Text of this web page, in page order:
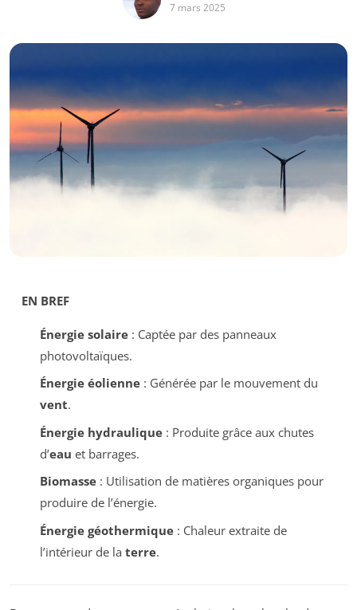
7 mars 2025
EN BREF
Énergie solaire: Captée par des panneaux
photovoltaïques.
Énergie éolienne: Générée par le mouvement du
vent.
Énergie hydraulique: Produite grâce aux chutes
d’eau et barrages.
Biomasse: Utilisation de matières organiques pour
produire de l’énergie.
Énergie géothermique: Chaleur extraite de
l’intérieur de la terre.